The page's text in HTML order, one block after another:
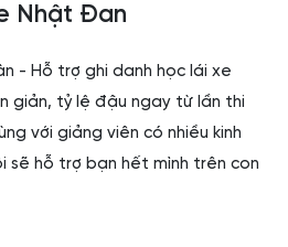
Nhật Đan
- Hỗ trợ ghi danh học lái xe
giản, tỷ lệ đậu ngay từ lần thi
với giảng viên có nhiều kinh
sẽ hỗ trợ bạn hết mình trên con